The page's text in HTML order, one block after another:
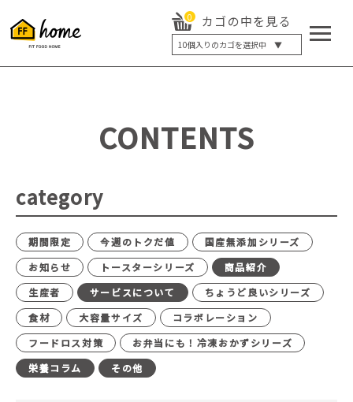
0 カゴの中を見る
10個入りのカゴを選択中 ▼
5個入り
20個入り
最大12%OFF
CONTENTS
category
期間限定 今週のトクだ値
国産無添加シリーズ
お知らせ
トースターシリーズ
商品紹介
生産者
サービスについて
ちょうど良いシリーズ
食材
大容量サイズ
コラボレーション
フードロス対策
お弁当にも！冷凍おかずシリーズ
栄養コラム
その他